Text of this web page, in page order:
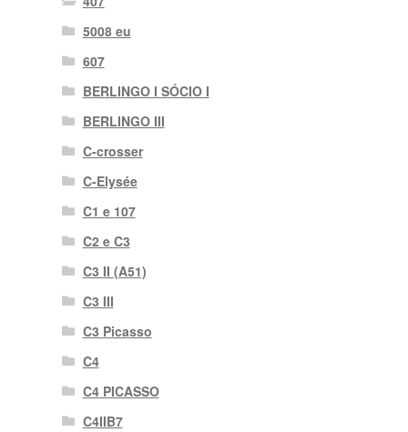
5008 eu
607
BERLINGO I SÓCIO I
BERLINGO III
C-crosser
C-Elysée
C1 e 107
C2 e C3
C3 II (A51)
C3 III
C3 Picasso
C4
C4 PICASSO
C4IIB7